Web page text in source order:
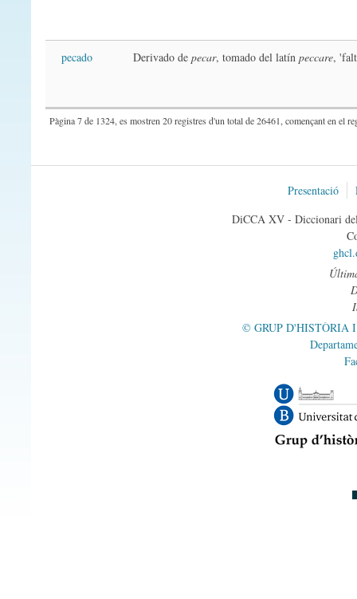
pecado Derivado depecar, tomado del latínpeccare,
Pàgina 7 de 1324, es mostren 20 registres d'un total de 26461, començant en el
Presentació
DiCCA XV - Diccionari del
© GRUP D'HISTÒRIA